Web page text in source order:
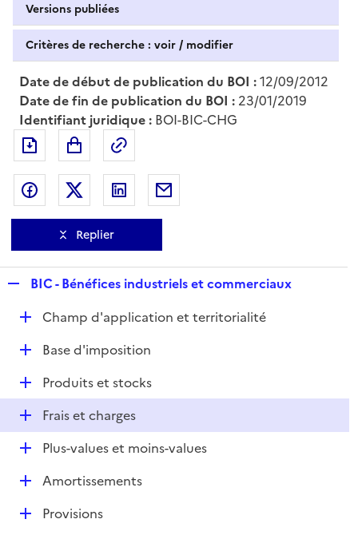
Versions publiées
Critères de recherche : voir / modifier
Date de début de publication du BOI :12/09/2012
Date de fin de publication du BOI : 23/01/2019
Identifiant juridique : BOI-BIC-CHG
Exporter le document au format pdf
Partager sur Facebook
Partager sur Twitter
Partager sur LinkedIn
Replier
p
l
i
e
r
BIC - Bénéfices industriels et commerciaux
D
r
Champ d'application et territorialité
DBase d'imposition
D
é
Produits et stocks
D
é
Frais et charges
D
p
Plus-values et moins-values
DAmortissements
DProvisions